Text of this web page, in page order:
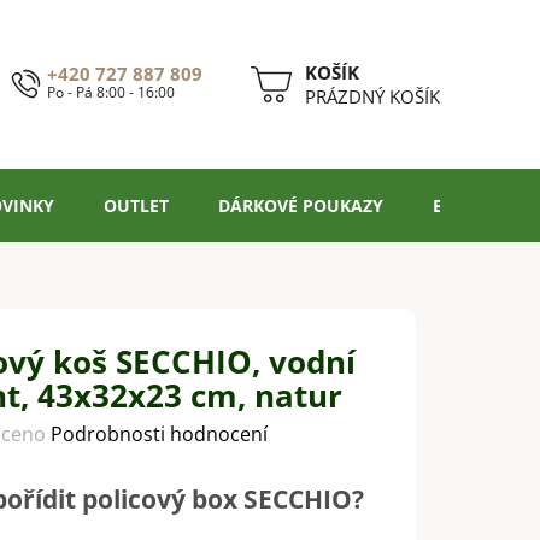
+420 727 887 809
Po - Pá 8:00 - 16:00
NÁKUPNÍPRÁZDNÝ KOŠÍK
OUTLET DÁRKOVÉ POUKAZY BLOG
koš SECCHIO, vodní
43x32x23 cm, natur
Podrobnosti hodnocení
policový box SECCHIO?